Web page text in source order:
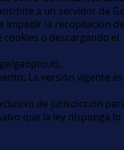
a un servidor de
impedir la recopilación de
o descargando el
gaoptout).
La versión vigente
de jurisdicción
que la ley disponga lo